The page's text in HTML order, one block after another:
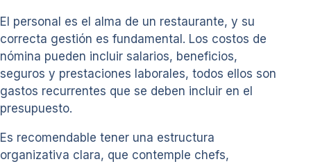
El personal es el alma de un restaurante, y su
correcta gestión es fundamental. Los costos de
nómina pueden incluir salarios, beneficios,
seguros y prestaciones laborales, todos ellos son
gastos recurrentes que se deben incluir en el
presupuesto.
Es recomendable tener una estructura
organizativa clara, que contemple chefs,